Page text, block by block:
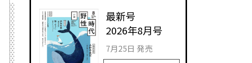
最新号
2026年8月号
7月25日 発売